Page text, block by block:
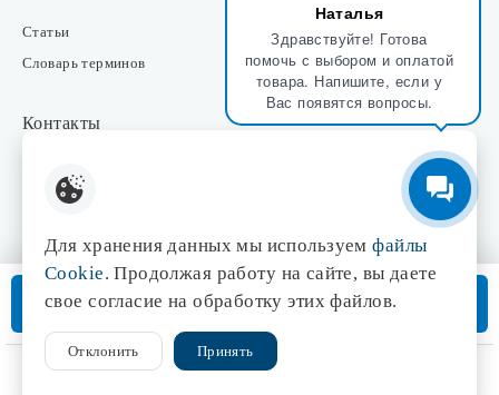
Наталья
Здравствуйте! Готова
помочь с выбором и оплатой
товара. Напишите, если у
Вас появятся вопросы.
Статьи
Словарь терминов
Контакты
Интернет-магазин
Отдел маркетинга
© 1998-2026 Центр света «Эдисон»
В корзину
Доставка от 3 дней
Для хранения данных мы используемфайлы
Cookie. Продолжая работу на сайте, вы даете
свое согласие на обработку этих файлов.
Отклонить Принять